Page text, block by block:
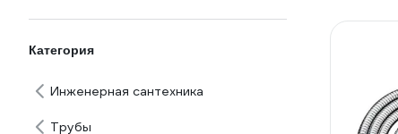
Категория
Инженерная сантехника
Трубы